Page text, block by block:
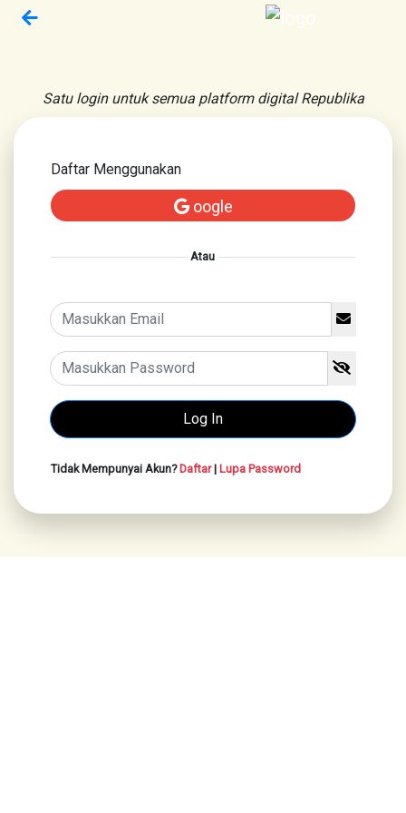
Satu login untuk semua platform digital Republika
Daftar Menggunakan
oogle
Atau
Tidak Mempunyai Akun?Daftar| Lupa Password